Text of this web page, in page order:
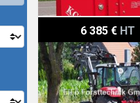
6 385 € HT
Königswieser KGD 55 SA